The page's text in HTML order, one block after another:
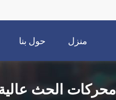
منزل حول بنا
محركات الحث